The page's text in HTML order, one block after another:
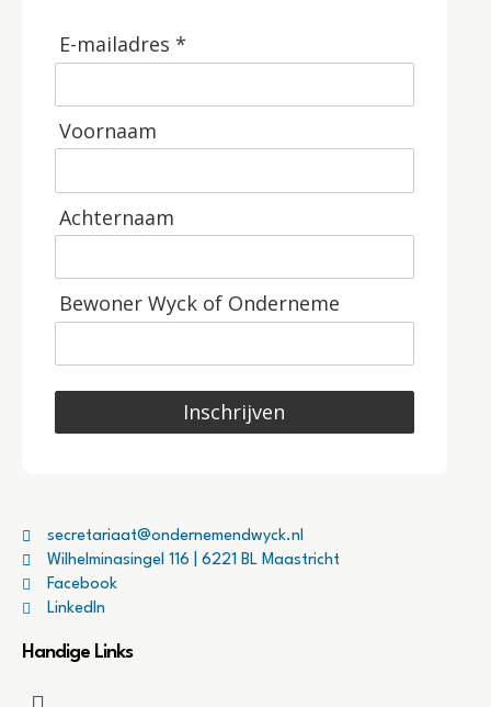
E-mailadres *
Voornaam
Achternaam
Bewoner Wyck of Onderneme
Inschrijven
secretariaat@ondernemendwyck.nl
Wilhelminasingel 116 | 6221 BL Maastricht
Facebook
LinkedIn
Handige Links